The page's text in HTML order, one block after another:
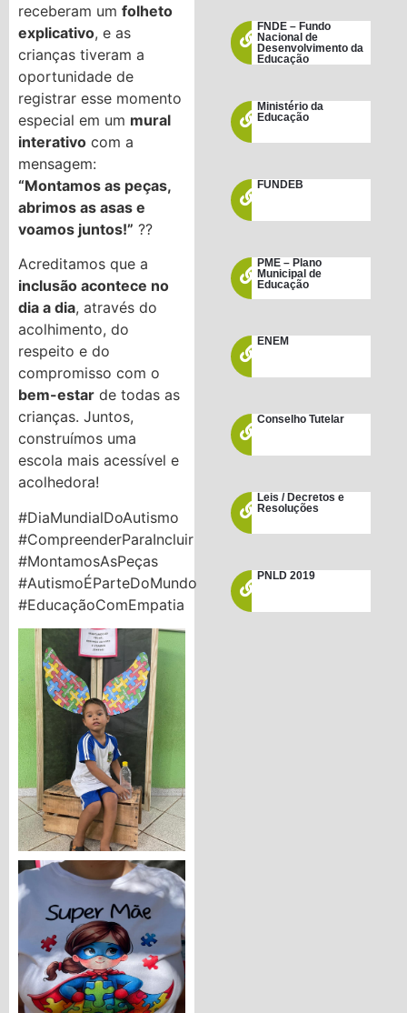
receberam umfolheto
explicativo, e as
crianças tiveram a
oportunidade de
registrar esse momento
especial em um mural
interativo com a
mensagem:
“Montamos as peças,
abrimos as asas e
voamos juntos!” ??️
Acreditamos que a
inclusão acontece no
dia a dia, através do
acolhimento, do
respeito e do
compromisso com o
bem-estar de todas as
crianças. Juntos,
construímos uma
escola mais acessível e
acolhedora!
#DiaMundialDoAutismo
#CompreenderParaIncluir
#MontamosAsPeças
#AutismoÉParteDoMundo
#EducaçãoComEmpatia
FNDE – Fundo
Nacional de
Desenvolvimento da
Educação
Ministério da
Educação
FUNDEB
PME – Plano
Municipal de
Educação
ENEM
Conselho Tutelar
Leis / Decretos e
Resoluções
PNLD 2019